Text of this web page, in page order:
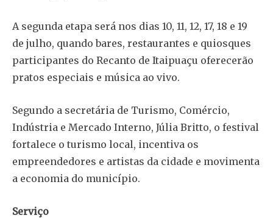
A segunda etapa será nos dias 10, 11, 12, 17, 18 e 19
de julho, quando bares, restaurantes e quiosques
participantes do Recanto de Itaipuaçu oferecerão
pratos especiais e música ao vivo.
Segundo a secretária de Turismo, Comércio,
Indústria e Mercado Interno, Júlia Britto, o festival
fortalece o turismo local, incentiva os
empreendedores e artistas da cidade e movimenta
a economia do município.
Serviço